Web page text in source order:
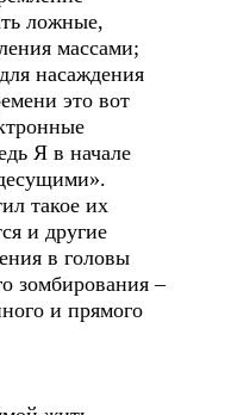
ложные,
массами;
насаждения
это вот
Я в начале
такое их
и другие
в головы
зомбирования –
и прямого